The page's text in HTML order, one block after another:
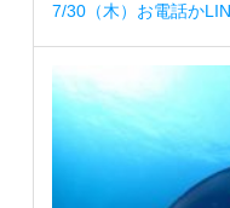
7/30（木）お電話か